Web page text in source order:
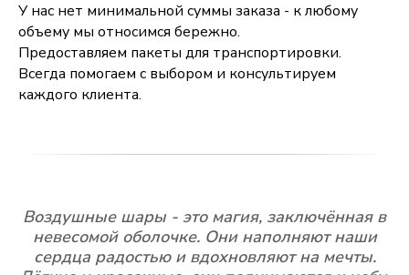
У нас нет минимальной суммы заказа - к любому
объему мы относимся бережно.
Предоставляем пакеты для транспортировки.
Всегда помогаем с выбором и консультируем
каждого клиента.
Воздушные шары - это магия, заключённая в
невесомой оболочке. Они наполняют наши
сердца радостью и вдохновляют на мечты.